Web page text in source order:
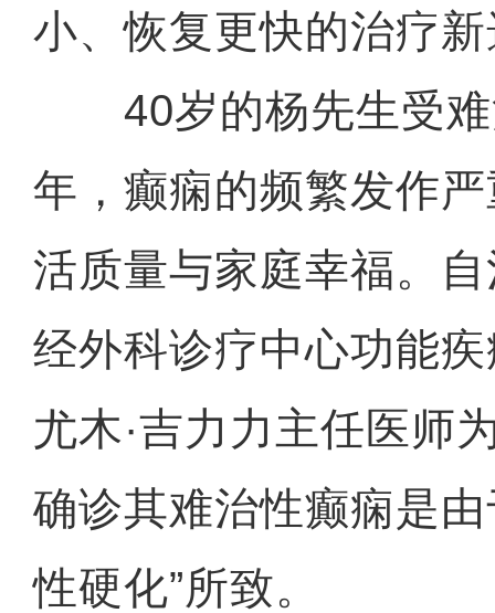
小、恢复更快的治疗
40岁的杨先生受难
年，癫痫的频繁发作
活质量与家庭幸福。
经外科诊疗中心功能
尤木·吉力力主任医师
确诊其难治性癫痫是
性硬化”所致。